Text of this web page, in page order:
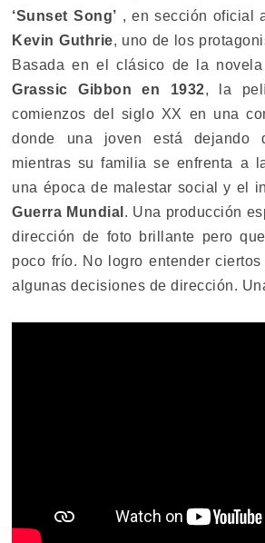
‘Sunset Song’ , en sección oficial
Kevin Guthrie, uno de los
Basada en el clásico de la
Grassic Gibbon en 1932, la
comienzos del siglo XX en una
donde una joven está dejando
mientras su familia se enfrenta a
una época de malestar social y el
Guerra Mundial . Una producción
dirección de foto brillante pero
poco frío. No logro entender
algunas decisiones de dirección.